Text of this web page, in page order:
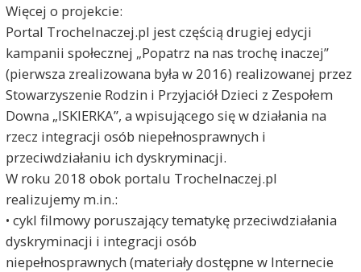
Więcej o projekcie:
Portal TrocheInaczej.pl jest częścią drugiej edycji
kampanii społecznej „Popatrz na nas trochę inaczej”
(pierwsza zrealizowana była w 2016) realizowanej przez
Stowarzyszenie Rodzin i Przyjaciół Dzieci z Zespołem
Downa „ISKIERKA”, a wpisującego się w działania na
rzecz integracji osób niepełnosprawnych i
przeciwdziałaniu ich dyskryminacji.
W roku 2018 obok portalu TrocheInaczej.pl
realizujemy m.in.:
• cykl filmowy poruszający tematykę przeciwdziałania
dyskryminacji i integracji osób
niepełnosprawnych (materiały dostępne w Internecie